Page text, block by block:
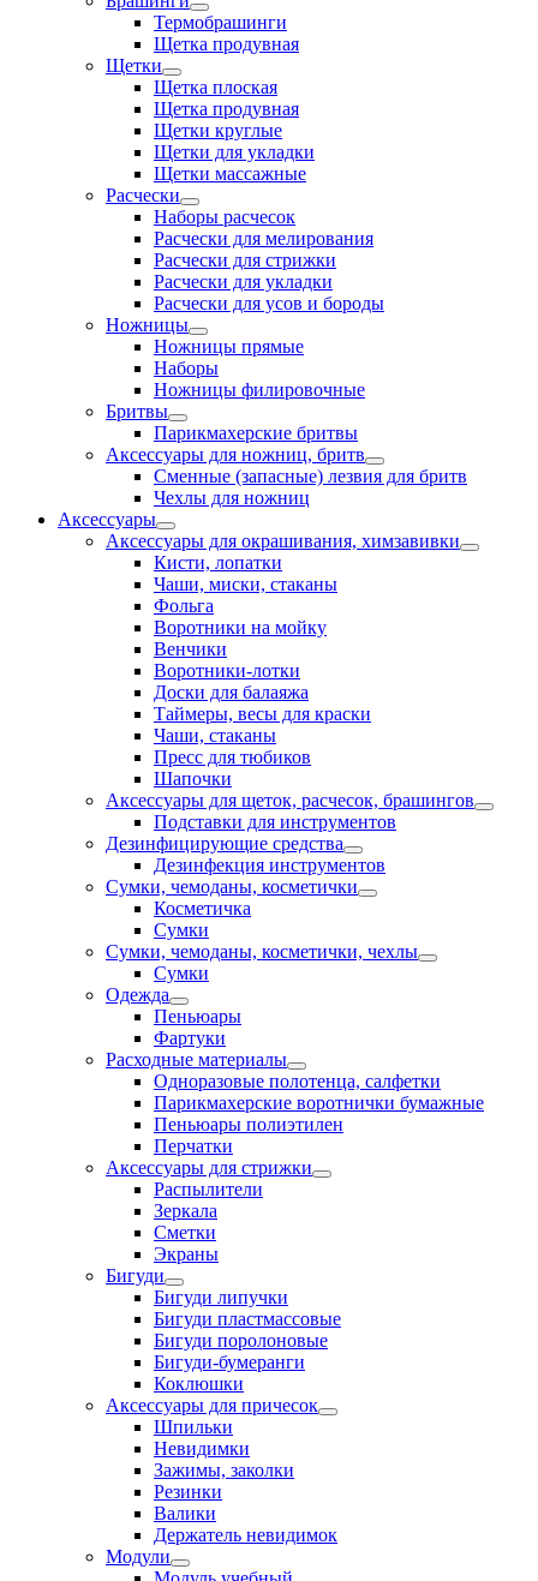
Термобрашинги
Щетка продувная
Щетки
Щетка плоская
Щетка продувная
Щетки круглые
Щетки для укладки
Щетки массажные
Расчески
Наборы расчесок
Расчески для мелирования
Расчески для стрижки
Расчески для укладки
Расчески для усов и бороды
Ножницы
Ножницы прямые
Наборы
Ножницы филировочные
Бритвы
Парикмахерские бритвы
Аксессуары для ножниц, бритв
Сменные (запасные) лезвия для бритв
Чехлы для ножниц
Аксессуары
Аксессуары для окрашивания, химзавивки
Кисти, лопатки
Чаши, миски, стаканы
Фольга
Воротники на мойку
Венчики
Воротники-лотки
Доски для балаяжа
Таймеры, весы для краски
Чаши, стаканы
Пресс для тюбиков
Шапочки
Аксессуары для щеток, расчесок, брашингов
Подставки для инструментов
Дезинфицирующие средства
Дезинфекция инструментов
Сумки, чемоданы, косметички
Косметичка
Сумки
Сумки, чемоданы, косметички, чехлы
Сумки
Одежда
Пеньюары
Фартуки
Расходные материалы
Одноразовые полотенца, салфетки
Парикмахерские воротнички бумажные
Пеньюары полиэтилен
Перчатки
Аксессуары для стрижки
Распылители
Зеркала
Сметки
Экраны
Бигуди
Бигуди липучки
Бигуди пластмассовые
Бигуди поролоновые
Бигуди-бумеранги
Коклюшки
Аксессуары для причесок
Шпильки
Невидимки
Зажимы, заколки
Резинки
Валики
Держатель невидимок
Модули